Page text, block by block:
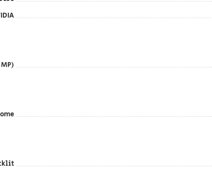
MP)